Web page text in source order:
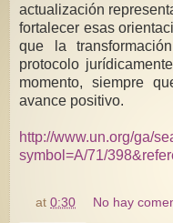
actualización
fortalecer esas
que la
protocolo
momento, siempre
avance positivo.
http://www.un.org/ga/
symbol=A/71/
at0:30 No hay